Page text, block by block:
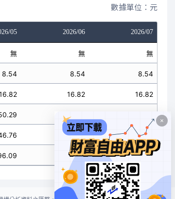
數據單位：元
05 2026/06 2026/07
無 無 無
8.54 8.54 8.54
16.82 16.82
50.29
146.76 146.76
496.09 496.09